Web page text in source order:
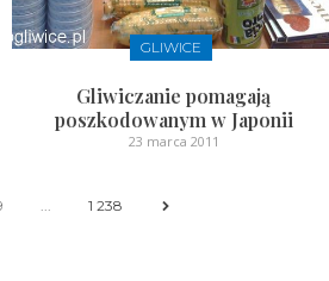
GLIWICE
Gliwiczanie pomagają
poszkodowanym w Japonii
23 marca 2011
1 238